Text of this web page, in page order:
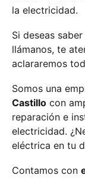
la electricidad.
Si deseas
llámanos, te
aclararemos
Somos una
Castillo con
reparación e
electricidad.
eléctrica en tu
Contamos con